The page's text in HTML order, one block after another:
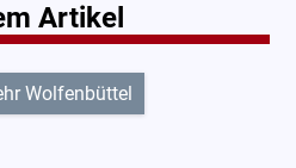
Artikel
Wolfenbüttel